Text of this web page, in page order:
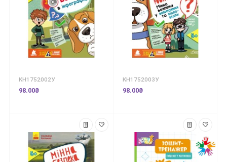
КН1752002У
98.00₴
КН1752003У
98.00₴